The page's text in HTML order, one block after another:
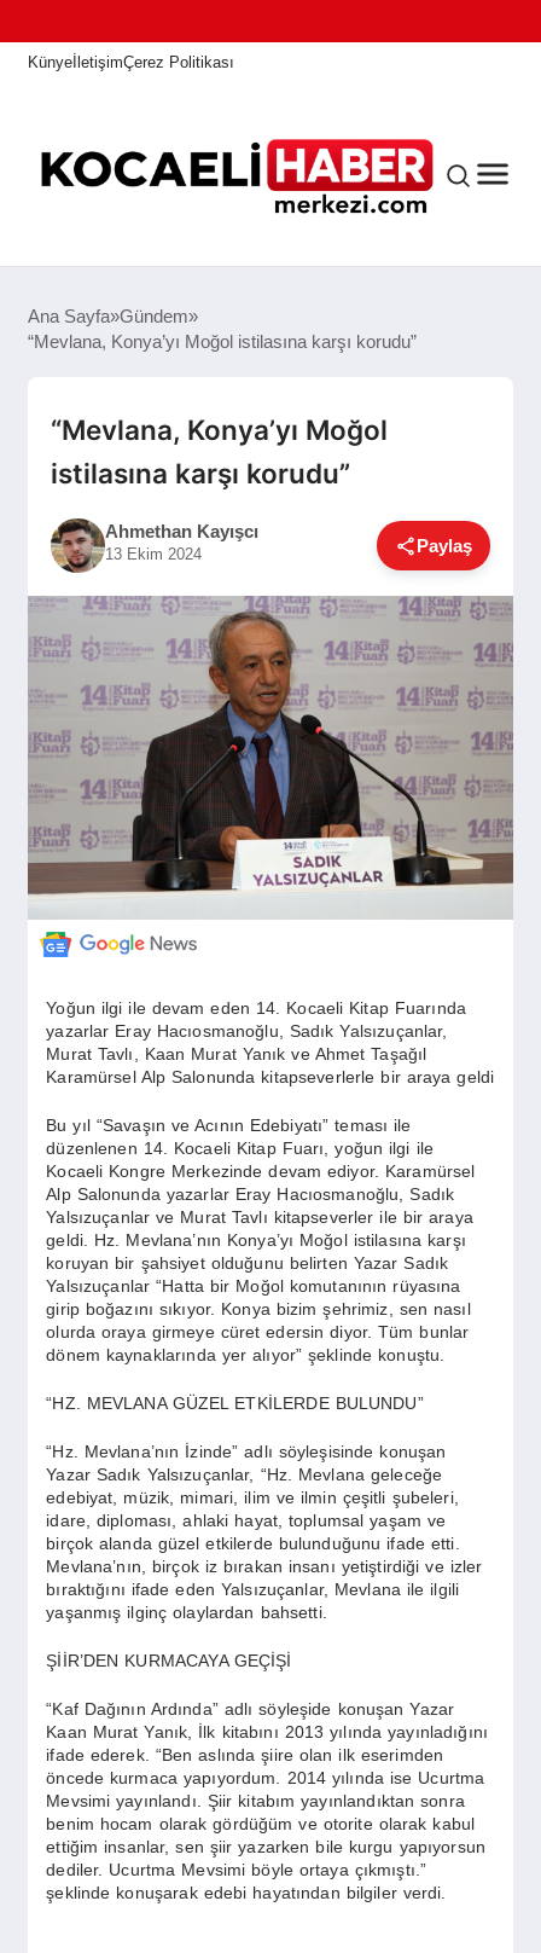
KünyeİletişimÇerez Politikası
ANASAYFA
ASAYIŞ
GÜNDEM
SIYASET
EĞITIM
EKONOMI
SAĞLIK
SPOR
YAŞAM
Ana Sayfa Gündem
“Mevlana, Konya’yı Moğol istilasına karşı korudu”
“Mevlana, Konya’yı Moğol
istilasına karşı korudu”
Ahmethan Kayışcı
13 Ekim 2024 Paylaş
Yoğun ilgi ile devam eden 14. Kocaeli Kitap Fuarında
yazarlar Eray Hacıosmanoğlu, Sadık Yalsızuçanlar,
Murat Tavlı, Kaan Murat Yanık ve Ahmet Taşağıl
Karamürsel Alp Salonunda kitapseverlerle bir araya geldi
Bu yıl “Savaşın ve Acının Edebiyatı” teması ile
düzenlenen 14. Kocaeli Kitap Fuarı, yoğun ilgi ile
Kocaeli Kongre Merkezinde devam ediyor. Karamürsel
Alp Salonunda yazarlar Eray Hacıosmanoğlu, Sadık
Yalsızuçanlar ve Murat Tavlı kitapseverler ile bir araya
geldi. Hz. Mevlana’nın Konya’yı Moğol istilasına karşı
koruyan bir şahsiyet olduğunu belirten Yazar Sadık
Yalsızuçanlar “Hatta bir Moğol komutanının rüyasına
girip boğazını sıkıyor. Konya bizim şehrimiz, sen nasıl
olurda oraya girmeye cüret edersin diyor. Tüm bunlar
dönem kaynaklarında yer alıyor” şeklinde konuştu.
“HZ. MEVLANA GÜZEL ETKİLERDE BULUNDU”
“Hz. Mevlana’nın İzinde” adlı söyleşisinde konuşan
Yazar Sadık Yalsızuçanlar, “Hz. Mevlana geleceğe
edebiyat, müzik, mimari, ilim ve ilmin çeşitli şubeleri,
idare, diploması, ahlaki hayat, toplumsal yaşam ve
birçok alanda güzel etkilerde bulunduğunu ifade etti.
Mevlana’nın, birçok iz bırakan insanı yetiştirdiği ve izler
bıraktığını ifade eden Yalsızuçanlar, Mevlana ile ilgili
yaşanmış ilginç olaylardan bahsetti.
ŞİİR’DEN KURMACAYA GEÇİŞİ
“Kaf Dağının Ardında” adlı söyleşide konuşan Yazar
Kaan Murat Yanık, İlk kitabını 2013 yılında yayınladığını
ifade ederek. “Ben aslında şiire olan ilk eserimden
öncede kurmaca yapıyordum. 2014 yılında ise Ucurtma
Mevsimi yayınlandı. Şiir kitabım yayınlandıktan sonra
benim hocam olarak gördüğüm ve otorite olarak kabul
ettiğim insanlar, sen şiir yazarken bile kurgu yapıyorsun
dediler. Ucurtma Mevsimi böyle ortaya çıkmıştı.”
şeklinde konuşarak edebi hayatından bilgiler verdi.